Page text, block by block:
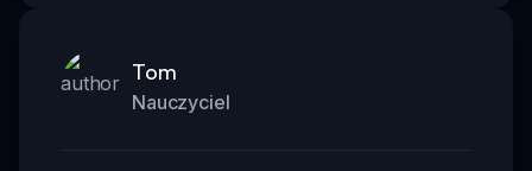
Tom
Nauczyciel